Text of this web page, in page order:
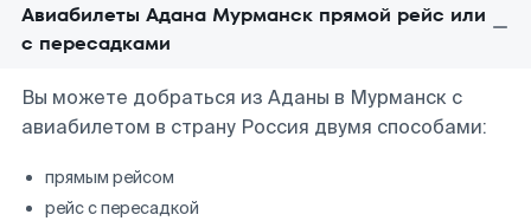
Авиабилеты Адана Мурманск прямой рейс или
с пересадками
Вы можете добраться из Аданы в Мурманск с
авиабилетом в страну Россия двумя способами:
прямым рейсом
рейс с пересадкой